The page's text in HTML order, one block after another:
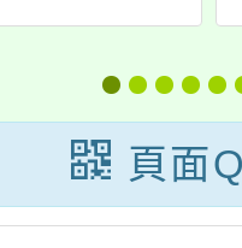
間得申請
喪葬補助
並自113
日生效
頁面